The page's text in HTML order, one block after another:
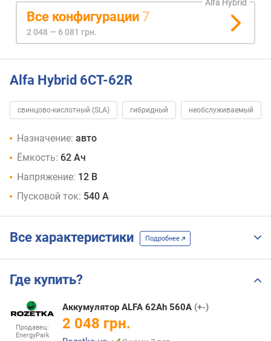
Alfa Hybrid
Все конфигурации 7
2 048 — 6 081 грн.
Alfa Hybrid 6CT-62R
свинцово-кислотный (SLA) гибридный необслуживаемый
Назначение: авто
Ёмкость: 62 Ач
Напряжение: 12 В
Пусковой ток: 540 А
Все характеристики Подробнее
Где купить?
Продавец:
EnergyPark
Аккумулятор ALFA 62Ah 560A (+-)
2 048 грн.